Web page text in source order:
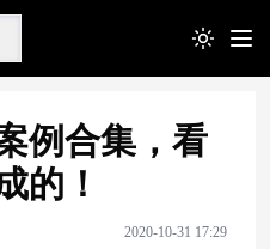
Toggle
例合集，看
的！
2020-10-31 17:29